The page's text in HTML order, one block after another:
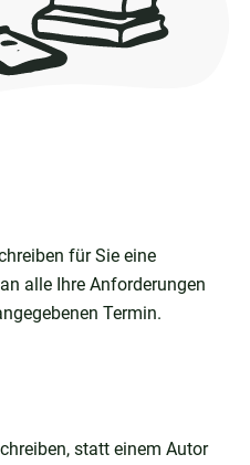
für Sie eine
alle Ihre Anforderungen
Termin.
statt einem Autor